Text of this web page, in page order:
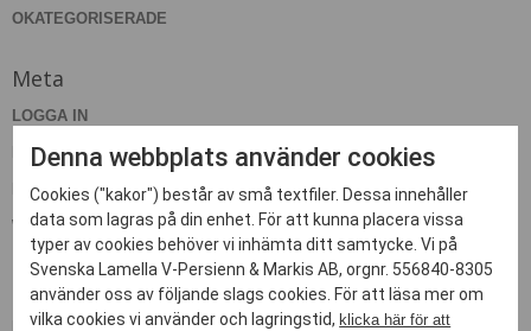
OKATEGORISERADE
Meta
LOGGA IN
FLÖDE FÖR INLÄGG
FLÖDE FÖR KOMMENTARER
WORDPRESS.ORG
Denna webbplats använder cookies
Cookies ("kakor") består av små textfiler. Dessa innehåller
data som lagras på din enhet. För att kunna placera vissa
typer av cookies behöver vi inhämta ditt samtycke. Vi på
Svenska Lamella V-Persienn & Markis AB, orgnr. 556840-8305
använder oss av följande slags cookies. För att läsa mer om
vilka cookies vi använder och lagringstid,klicka här för att